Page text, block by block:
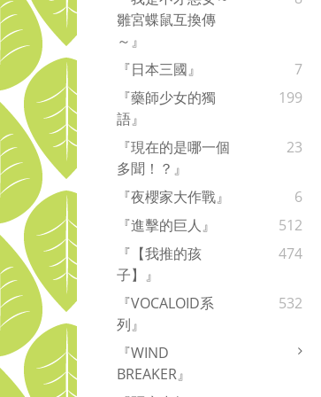
雛宮蝶鼠互換傳
～』
『日本三國』
7
『藥師少女的獨
語』
199
『現在的是哪一個
多聞！？』
23
『夜櫻家大作戰』
6
『進擊的巨人』
512
『【我推的孩
子】』
474
『VOCALOID系
列』
532
『WIND
BREAKER』